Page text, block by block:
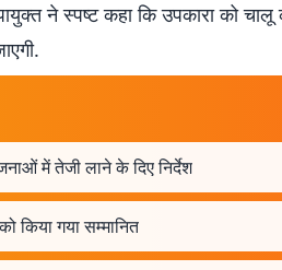
ने स्पष्ट कहा कि उपकारा को
में तेजी लाने के दिए निर्देश
को किया गया सम्मानित